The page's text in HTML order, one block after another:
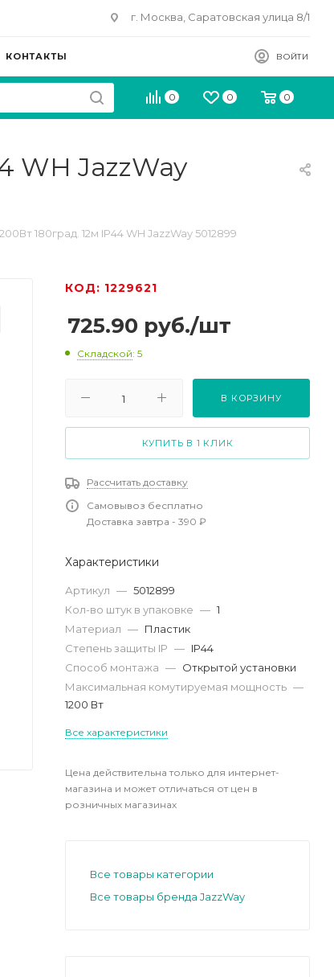
г. Москва, Саратовская улица 8/1
ВОЙТИ
КОНТАКТЫ
0 0 0
WH JazzWay
180град. 12м IP44 WH JazzWay 5012899
КОД: 1229621
725.90 руб./шт
Складской: 5
В КОРЗИНУ
КУПИТЬ В 1 КЛИК
Рассчитать доставку
Самовывоз бесплатно
Доставка завтра - 390 ₽
Характеристики
Артикул — 5012899
Кол-во штук в упаковке — 1
Материал — Пластик
Степень защиты IP — IP44
Способ монтажа — Открытой установки
Максимальная комутируемая мощность —
1200 Вт
Все характеристики
Цена действительна только для интернет-
магазина и может отличаться от цен в
розничных магазинах
Все товары категории
Все товары бренда JazzWay